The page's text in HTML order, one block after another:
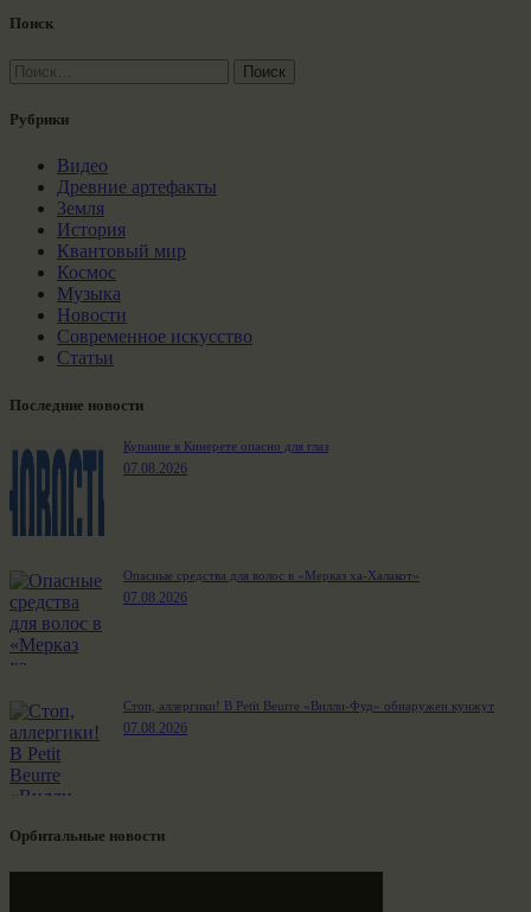
Поиск
Найти:
Рубрики
Видео
Древние артефакты
Земля
История
Квантовый мир
Космос
Музыка
Новости
Современное искусство
Статьи
Последние новости
Купание в Кинерете опасно для глаз
07.08.2026
Опасные средства для волос в «Мерказ ха-Халакот»
07.08.2026
Стоп, аллергики! В Petit Beurre «Вилли-Фуд» обнаружен кунжут
07.08.2026
Орбитальные новости